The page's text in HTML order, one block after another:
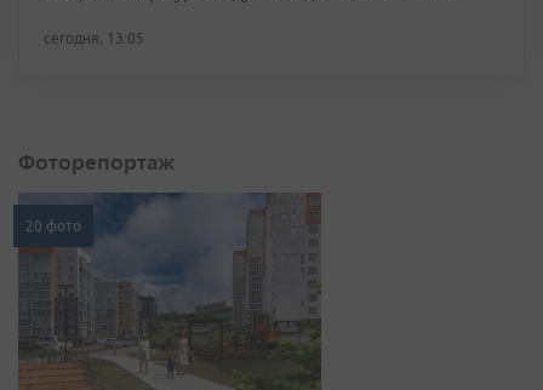
сегодня, 13:05
Фоторепортаж
20 фото